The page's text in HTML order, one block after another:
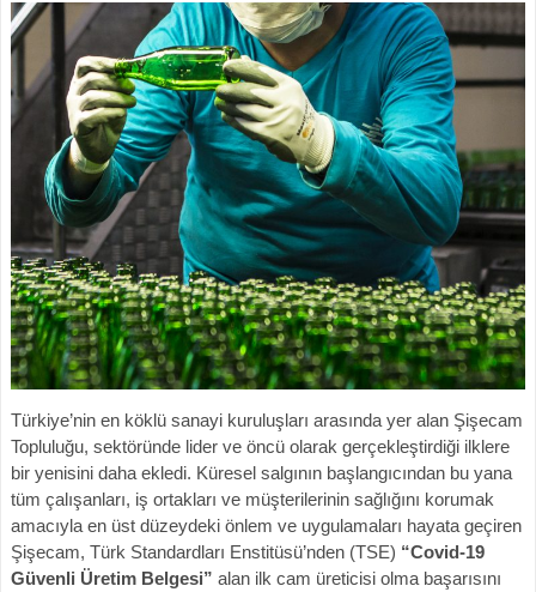
Türkiye’nin en köklü sanayi kuruluşları arasında yer alan Şişecam
Topluluğu, sektöründe lider ve öncü olarak gerçekleştirdiği ilklere
bir yenisini daha ekledi. Küresel salgının başlangıcından bu yana
tüm çalışanları, iş ortakları ve müşterilerinin sağlığını korumak
amacıyla en üst düzeydeki önlem ve uygulamaları hayata geçiren
Şişecam, Türk Standardları Enstitüsü’nden (TSE) “Covid-19
Güvenli Üretim Belgesi” alan ilk cam üreticisi olma başarısını